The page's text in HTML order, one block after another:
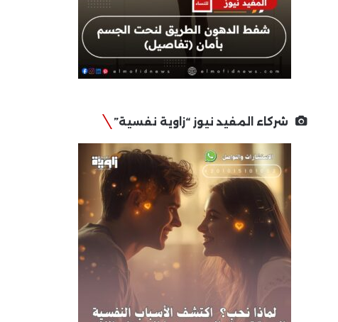
شركاء المفيد نيوز “زاوية نفسية”